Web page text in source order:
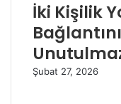
İki Kişilik
Şubat 27, 2026